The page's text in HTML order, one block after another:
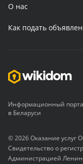
О нас
Как подать
Информационный
в Беларуси
© 2026 Оказание услуг
Свидетельство о
Администрацией